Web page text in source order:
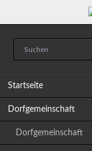
Startseite
Dorfgemeinschaft
Dorfgemeinschaft